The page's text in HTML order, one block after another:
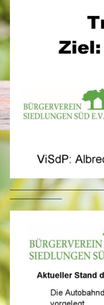
_____________